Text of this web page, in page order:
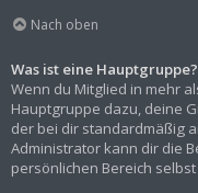
Nach oben
Was ist eine Hauptgruppe?
Wenn du Mitglied in mehr
Hauptgruppe dazu, deine
der bei dir standardmäßig
Administrator kann dir die
persönlichen Bereich